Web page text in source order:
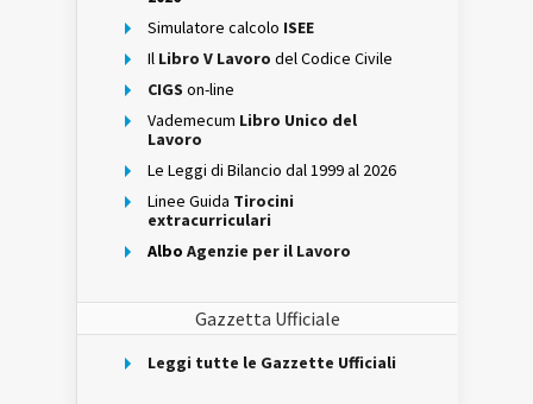
Simulatore calcolo ISEE
Il Libro V Lavoro del Codice Civile
CIGS on-line
Vademecum Libro Unico del
Lavoro
Le Leggi di Bilancio dal 1999 al 2026
Linee Guida Tirocini
extracurriculari
Albo Agenzie per il Lavoro
Gazzetta Ufficiale
Leggi tutte le Gazzette Ufficiali